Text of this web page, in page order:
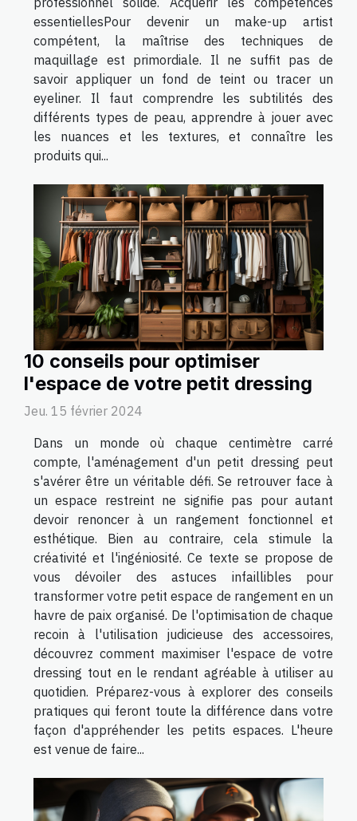
essentiellesPour devenir un make-up artist
compétent, la maîtrise des techniques de
maquillage est primordiale. Il ne suffit pas de
savoir appliquer un fond de teint ou tracer un
eyeliner. Il faut comprendre les subtilités des
différents types de peau, apprendre à jouer avec
les nuances et les textures, et connaître les
produits qui...
10 conseils pour optimiser
l'espace de votre petit dressing
Jeu. 15 février 2024
Dans un monde où chaque centimètre carré
compte, l'aménagement d'un petit dressing peut
s'avérer être un véritable défi. Se retrouver face à
un espace restreint ne signifie pas pour autant
devoir renoncer à un rangement fonctionnel et
esthétique. Bien au contraire, cela stimule la
créativité et l'ingéniosité. Ce texte se propose de
vous dévoiler des astuces infaillibles pour
transformer votre petit espace de rangement en un
havre de paix organisé. De l'optimisation de chaque
recoin à l'utilisation judicieuse des accessoires,
découvrez comment maximiser l'espace de votre
dressing tout en le rendant agréable à utiliser au
quotidien. Préparez-vous à explorer des conseils
pratiques qui feront toute la différence dans votre
façon d'appréhender les petits espaces. L'heure
est venue de faire...